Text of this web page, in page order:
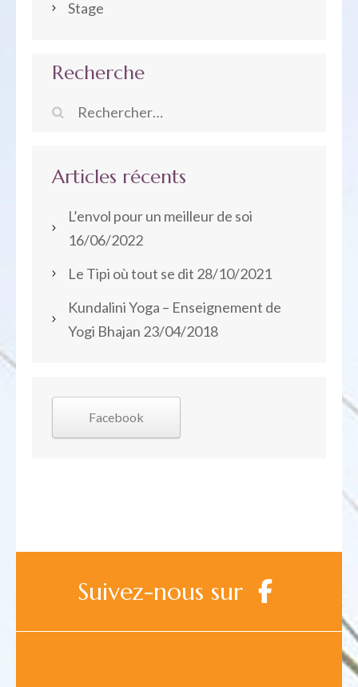
Stage
Recherche
Rechercher :
Articles récents
L’envol pour un meilleur de soi
16/06/2022
Le Tipi où tout se dit 28/10/2021
Kundalini Yoga – Enseignement de
Yogi Bhajan 23/04/2018
Facebook
Suivez-nous sur